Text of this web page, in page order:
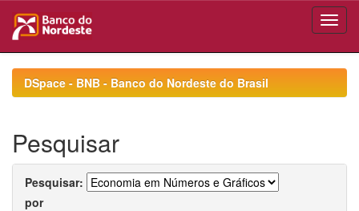
navigationDSpace - BNB - Banco do Nordeste do Brasil
Pesquisar
Pesquisar:
por